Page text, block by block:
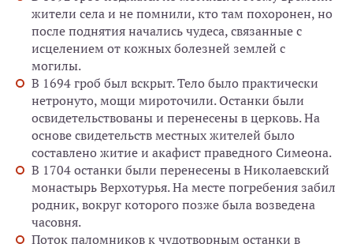
жители села и не помнили, кто там похоронен, но
после поднятия начались чудеса, связанные с
исцелением от кожных болезней землей с
могилы.
В 1694 гроб был вскрыт. Тело было практически
нетронуто, мощи мироточили. Останки были
освидетельствованы и перенесены в церковь. На
основе свидетельств местных жителей было
составлено житие и акафист праведного Симеона.
В 1704 останки были перенесены в Николаевский
монастырь Верхотурья. На месте погребения забил
родник, вокруг которого позже была возведена
часовня.
Поток паломников к чудотворным останки в